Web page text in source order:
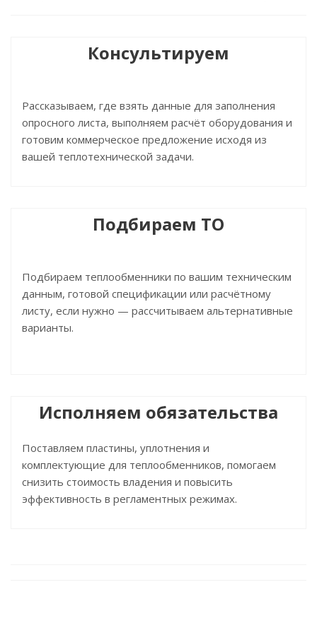
Консультируем
Рассказываем, где взять данные для заполнения
опросного листа, выполняем расчёт оборудования и
готовим коммерческое предложение исходя из
вашей теплотехнической задачи.
Подбираем ТО
Подбираем теплообменники по вашим техническим
данным, готовой спецификации или расчётному
листу, если нужно — рассчитываем альтернативные
варианты.
Исполняем обязательства
Поставляем пластины, уплотнения и
комплектующие для теплообменников, помогаем
снизить стоимость владения и повысить
эффективность в регламентных режимах.